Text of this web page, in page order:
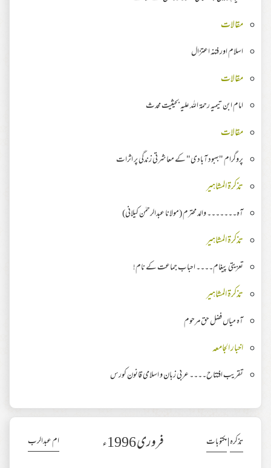
مقالات
اسلام اور فتنہ اعتزال
مقالات
امام ابن تیمیہ رحمة اللہ علیہ بحیثیت محدث
مقالات
پروگرام "بہبود آبادی" کے معاشرتی زندگی پر اثرات
تذکرۃ المشاہیر
آہ۔۔۔۔۔۔۔ والد محترم (مولانا عبدالرحمٰن کیلانی)
تذکرۃ المشاہیر
تعزیتی پیغام۔۔۔۔ احباب جماعت کے نام!
تذکرۃ المشاہیر
آہ میاں فضل حق مرحوم
اخبار الجامعہ
تقریب افتتاح۔۔۔۔ عربی زبان و اسلامی قانون کورس
تذکرہ|مکتوبات فروری 1996ء ام عبدالرب